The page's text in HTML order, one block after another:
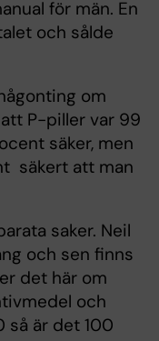
för män. En
och sålde
om
P-piller var 99
säker, men
säkert att man
saker. Neil
och sen finns
det här om
och
så är det 100